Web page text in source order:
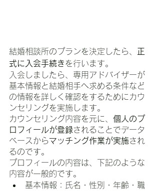
結婚相談所のプランを決定したら、
正
式に入会手続きを行います。
入会しましたら、専用アドバイザーが
基本情報と結婚相手へ求める条件など
の情報を詳しく確認をするためにカウ
ンセリングを実施します。
カウンセリング内容を元に、 個人のプ
ロフィールが登録されることでデータ
ベースからマッチング作業が実施され
るのです。
プロフィールの内容は、下記のような
内容が一般的です。
基本情報：氏名・性別・年齢・職